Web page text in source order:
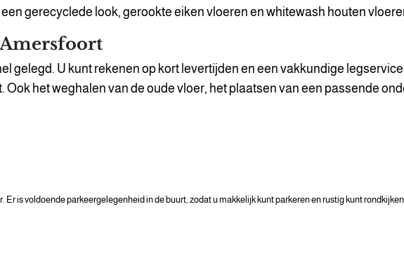
gerecyclede look, gerookte eiken vloeren en whitewash houten
gelegd. U kunt rekenen op kort levertijden en een vakkundige
het weghalen van de oude vloer, het plaatsen van een passende
is voldoende parkeergelegenheid in de buurt, zodat u makkelijk kunt parkeren en rustig kunt